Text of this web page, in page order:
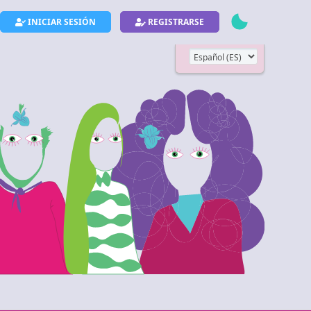
INICIAR SESIÓN REGISTRARSE